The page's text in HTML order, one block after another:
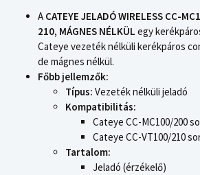
A CATEYE JELADÓ WIRELESS CC-
210, MÁGNES NÉLKÜL egy
Cateye vezeték nélküli kerékpáros
de mágnes nélkül.
Főbb jellemzők:
Típus: Vezeték nélküli jeladó
Kompatibilitás:
Cateye CC-MC100/200
Cateye CC-VT100/210
Tartalom:
Jeladó (érzékelő)